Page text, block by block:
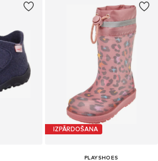
IZPĀRDOŠANA
PLAYSHOES